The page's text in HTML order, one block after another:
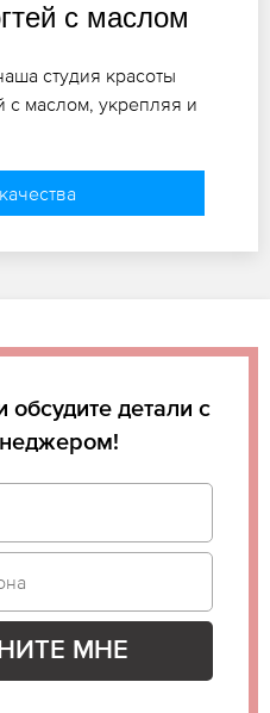
с маслом
студия красоты
с маслом, укрепляя и
обсудите детали с